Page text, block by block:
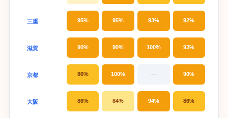
三重 95% 95% 93% 92%
滋賀 90% 90% 100% 93%
京都 86% 100% — 90%
大阪 86% 84% 94% 86%